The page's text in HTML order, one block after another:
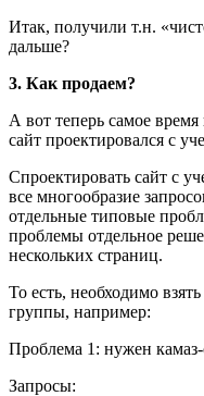
Итак, получили т.н.
дальше?
3. Как продаем?
А вот теперь самое
сайт проектировался с
Спроектировать сайт с
все многообразие
отдельные типовые
проблемы отдельное
нескольких страниц.
То есть, необходимо
группы, например:
Проблема 1: нужен камаз-
Запросы: